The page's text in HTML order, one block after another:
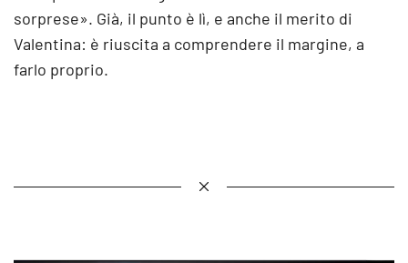
sorprese». Già, il punto è lì, e anche il merito di
Valentina: è riuscita a comprendere il margine, a
farlo proprio.